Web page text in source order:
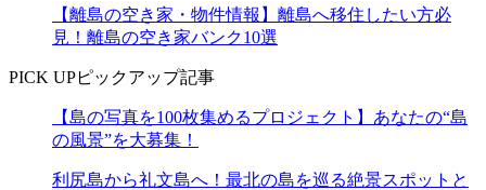
【離島の空き家・物件情報】離島へ移住したい方必
見！離島の空き家バンク10選
PICK UPピックアップ記事
【島の写真を100枚集めるプロジェクト】あなたの“島
の風景”を大募集！
利尻島から礼文島へ！最北の島を巡る絶景スポットと